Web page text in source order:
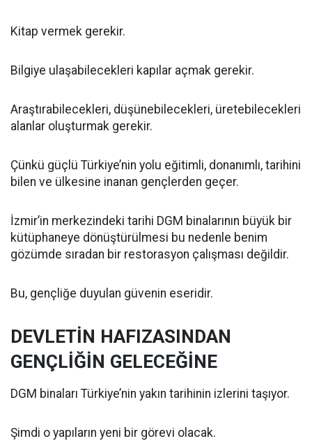
Kitap vermek gerekir.
Bilgiye ulaşabilecekleri kapılar açmak gerekir.
Araştırabilecekleri, düşünebilecekleri, üretebilecekleri
alanlar oluşturmak gerekir.
Çünkü güçlü Türkiye’nin yolu eğitimli, donanımlı, tarihini
bilen ve ülkesine inanan gençlerden geçer.
İzmir’in merkezindeki tarihi DGM binalarının büyük bir
kütüphaneye dönüştürülmesi bu nedenle benim
gözümde sıradan bir restorasyon çalışması değildir.
Bu, gençliğe duyulan güvenin eseridir.
DEVLETİN HAFIZASINDAN
GENÇLİĞİN GELECEĞİNE
DGM binaları Türkiye’nin yakın tarihinin izlerini taşıyor.
Şimdi o yapıların yeni bir görevi olacak.